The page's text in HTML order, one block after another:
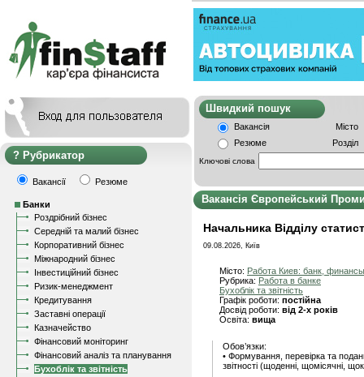
Рубрикатор
Вакансії Резюме
Банки
Роздрібний бізнес
Середній та малий бізнес
Корпоративний бізнес
Міжнародний бізнес
Інвестиційний бізнес
Ризик-менеджмент
Кредитування
Заставні операції
Казначейство
Фінансовий моніторинг
Фінансовий аналіз та планування
Бухоблік та звітність
Швидкий
Вакансія
Місто
Резюме
Розділ
Ключові слова
Вакансія Європейський
Начальника Відділу
09.08.2026, Київ
Місто: Работа Киев: банк, финансы
Рубрика: Работа в банке
Бухоблік та звітність
Графік роботи: постійна
Досвід роботи: від 2-х років
Освіта: вища
Обов’язки:
• Формування, перевірка та
звітності (щоденні, щомісячні,